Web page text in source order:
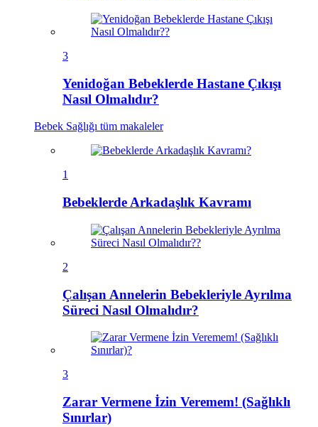
3
Yenidoğan Bebeklerde Hastane Çıkışı
Nasıl Olmalıdır?
Bebek Sağlığı tüm makaleler
1
Bebeklerde Arkadaşlık Kavramı
2
Çalışan Annelerin Bebekleriyle Ayrılma
Süreci Nasıl Olmalıdır?
3
Zarar Vermene İzin Veremem! (Sağlıklı
Sınırlar)